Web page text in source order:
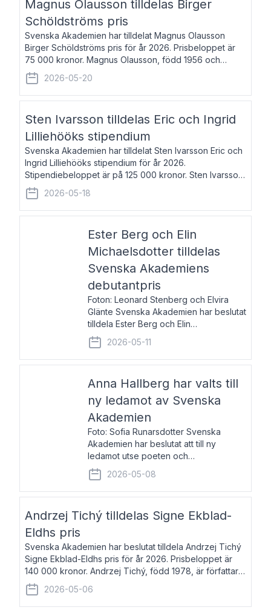
Magnus Olausson tilldelas Birger
Schöldströms pris
Svenska Akademien har tilldelat Magnus Olausson
Birger Schöldströms pris för år 2026. Prisbeloppet är
75 000 kronor. Magnus Olausson, född 1956 och
bosatt i Stockholm, är konstvetare, museiman och
hovman. Han disputerade 1993 vid Uppsala un
2026-05-20
Sten Ivarsson tilldelas Eric och Ingrid
Lilliehööks stipendium
Svenska Akademien har tilldelat Sten Ivarsson Eric och
Ingrid Lilliehööks stipendium för år 2026.
Stipendiebeloppet är på 125 000 kronor. Sten Ivarsson,
född 1979, är mediateksamordnare vid
Söderslättsgymnasiet i Trelleborg. Här har han på
2026-05-18
Ester Berg och Elin
Michaelsdotter tilldelas
Svenska Akademiens
debutantpris
Foton: Leonard Stenberg och Elvira
Glänte Svenska Akademien har beslutat
tilldela Ester Berg och Elin
Michaelsdotter Svenska Akademiens
debutantpris för år 2026. Priset är
nyinstiftat och syftar till att lyfta fram
2026-05-11
Anna Hallberg har valts till
ny ledamot av Svenska
Akademien
Foto: Sofia Runarsdotter Svenska
Akademien har beslutat att till ny
ledamot utse poeten och
litteraturkritikern Anna Hallberg. Hon
efterträder poeten Tua Forsström på
stol 18 och kommer att ta sitt inträde vid
2026-05-08
Andrzej Tichý tilldelas Signe Ekblad-
Eldhs pris
Svenska Akademien har beslutat tilldela Andrzej Tichý
Signe Ekblad-Eldhs pris för år 2026. Prisbeloppet är
140 000 kronor. Andrzej Tichý, född 1978, är författare
och kulturskribent. Han debuterade 2005 med den
lovordade romanen Sex liter l
2026-05-06